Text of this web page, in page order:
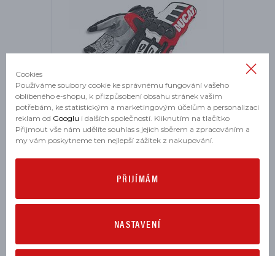
Rukavice Ducati Atacama C2
skladem
4 874 Kč
XXL
NOVINKA
Cookies
Používáme soubory cookie ke správnému fungování vašeho
oblíbeného e-shopu, k přizpůsobení obsahu stránek vašim
potřebám, ke statistickým a marketingovým účelům a personalizaci
reklam od Googlu i dalších společností. Kliknutím na tlačítko
Přijmout vše nám udělíte souhlas s jejich sběrem a zpracováním a
my vám poskytneme ten nejlepší zážitek z nakupování.
PŘIJÍMÁM
NASTAVENÍ